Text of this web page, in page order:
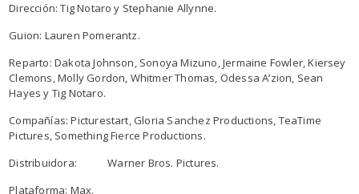
Dirección: Tig Notaro y Stephanie Allynne.
Guion: Lauren Pomerantz.
Reparto: Dakota Johnson, Sonoya Mizuno, Jermaine Fowler, Kiersey
Clemons, Molly Gordon, Whitmer Thomas, Odessa A’zion, Sean
Hayes y Tig Notaro.
Compañías: Picturestart, Gloria Sanchez Productions, TeaTime
Pictures, Something Fierce Productions.
Distribuidora: Warner Bros. Pictures.
Plataforma: Max.